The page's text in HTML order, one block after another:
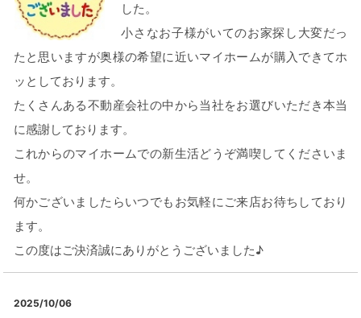
した。
小さなお子様がいてのお家探し大変だっ
たと思いますが奥様の希望に近いマイホームが購入できてホ
ッとしております。
たくさんある不動産会社の中から当社をお選びいただき本当
に感謝しております。
これからのマイホームでの新生活どうぞ満喫してくださいま
せ。
何かございましたらいつでもお気軽にご来店お待ちしており
ます。
この度はご決済誠にありがとうございました♪
2025/10/06